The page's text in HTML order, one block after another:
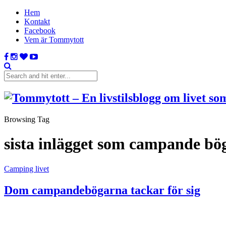
Hem
Kontakt
Facebook
Vem är Tommytott
Browsing Tag
sista inlägget som campande
Camping livet
Dom campandebögarna tackar för sig